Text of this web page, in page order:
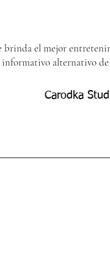
brinda el mejor
alternativo de
Carodka